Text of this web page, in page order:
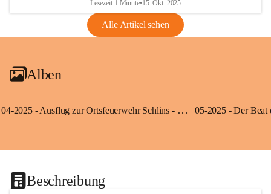
Lesezeit 1 Minute•15. Okt. 2025
Alle Artikel sehen
Alben
04-2025 - Ausflug zur Ortsfeuerwehr Schlins - Klassen 3a und 3b
Beschreibung